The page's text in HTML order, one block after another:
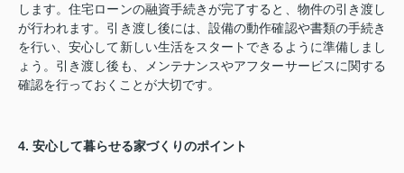
します。住宅ローンの融資手続きが完了すると、物件の引き渡し
が行われます。引き渡し後には、設備の動作確認や書類の手続き
を行い、安心して新しい生活をスタートできるように準備しまし
ょう。引き渡し後も、メンテナンスやアフターサービスに関する
確認を行っておくことが大切です。
4. 安心して暮らせる家づくりのポイント